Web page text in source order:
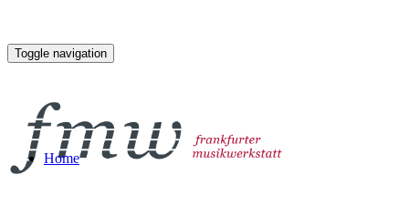
Toggle navigation
Home